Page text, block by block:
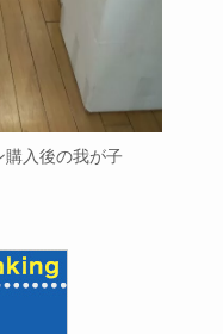
購入後の我が子